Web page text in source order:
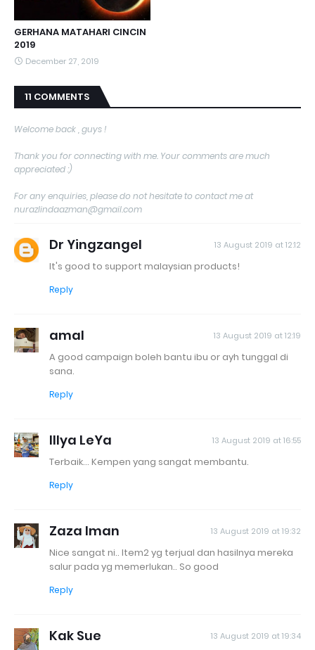
GERHANA MATAHARI CINCIN
2019
December 27, 2019
11 COMMENTS
Welcome back , guys !
Thank you for connecting with me. Your comments are much
appreciated :)
For any enquiries, please do not hesitate to contact me at
nurazlindaazman@gmail.com
Dr Yingzangel 13 August 2019 at 12:12
It's good to support malaysian products!
Reply
amal 13 August 2019 at 12:19
A good campaign boleh bantu ibu or ayh tunggal di
sana.
Reply
Illya LeYa 13 August 2019 at 16:55
Terbaik... Kempen yang sangat membantu.
Reply
Zaza Iman 13 August 2019 at 19:32
Nice sangat ni.. Item2 yg terjual dan hasilnya mereka
salur pada yg memerlukan.. So good
Reply
Kak Sue 13 August 2019 at 19:34